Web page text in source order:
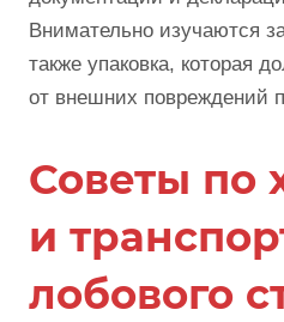
Внимательно изучаются
также упаковка, которая
от внешних повреждений
Советы по
и
лобового